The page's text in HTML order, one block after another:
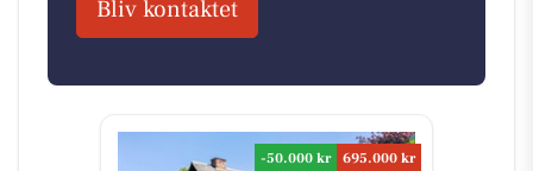
Bliv kontaktet
-50.000 kr
695.000 kr